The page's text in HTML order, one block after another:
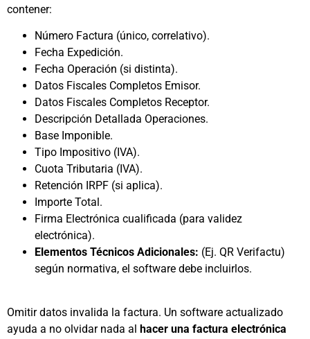
contener:
Número Factura (único, correlativo).
Fecha Expedición.
Fecha Operación (si distinta).
Datos Fiscales Completos Emisor.
Datos Fiscales Completos Receptor.
Descripción Detallada Operaciones.
Base Imponible.
Tipo Impositivo (IVA).
Cuota Tributaria (IVA).
Retención IRPF (si aplica).
Importe Total.
Firma Electrónica cualificada (para validez
electrónica).
Elementos Técnicos Adicionales: (Ej. QR Verifactu)
según normativa, el software debe incluirlos.
Omitir datos invalida la factura. Un software actualizado
ayuda a no olvidar nada al hacer una factura electrónica